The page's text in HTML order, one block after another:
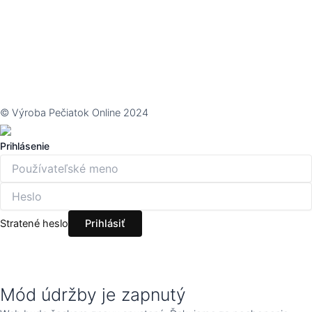
Mód údržby je zapnutý
© Výroba Pečiatok Online 2024
Prihlásenie
Stratené heslo